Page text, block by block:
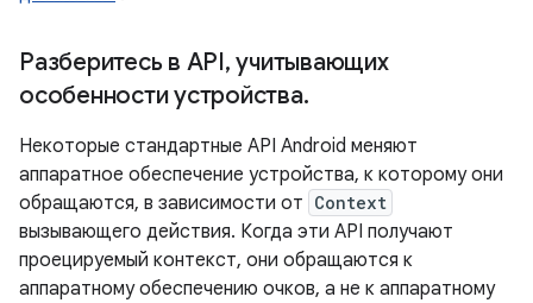
Разберитесь в API, учитывающих
особенности устройства.
Некоторые стандартные API Android меняют
аппаратное обеспечение устройства, к которому они
обращаются, в зависимости от Context
вызывающего действия. Когда эти API получают
проецируемый контекст, они обращаются к
аппаратному обеспечению очков, а не к аппаратному